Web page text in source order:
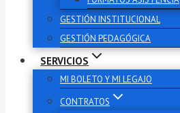
GESTIÓN INSTITUCIONAL
GESTIÓN PEDAGÓGICA
SERVICIOS
MI BOLETO Y MI LEGAJO
CONTRATOS